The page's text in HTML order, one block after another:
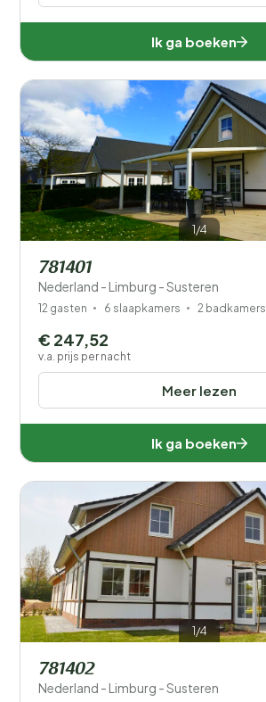
Ik ga boeken
1/4
781401
Nederland - Limburg - Susteren
12 gasten 6 slaapkamers 2 badkamers
Meer lezen
€ 247,52
v.a. prijs per nacht
Ik ga boeken
1/4
781402
Nederland - Limburg - Susteren